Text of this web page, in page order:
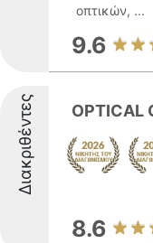
οπτικών, ...
9.6
Διακριθέντες OPTICAL
8.6